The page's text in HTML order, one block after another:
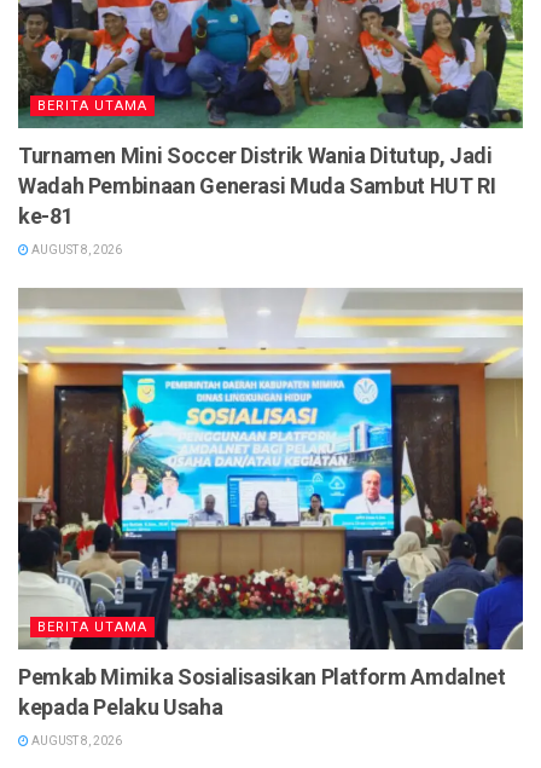
BERITA UTAMA
Turnamen Mini Soccer Distrik Wania Ditutup, Jadi
Wadah Pembinaan Generasi Muda Sambut HUT RI
ke-81
AUGUST 8, 2026
BERITA UTAMA
Pemkab Mimika Sosialisasikan Platform Amdalnet
kepada Pelaku Usaha
AUGUST 8, 2026